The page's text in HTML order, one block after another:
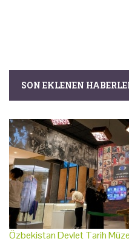
SON EKLENEN
Özbekistan Devlet Tarih